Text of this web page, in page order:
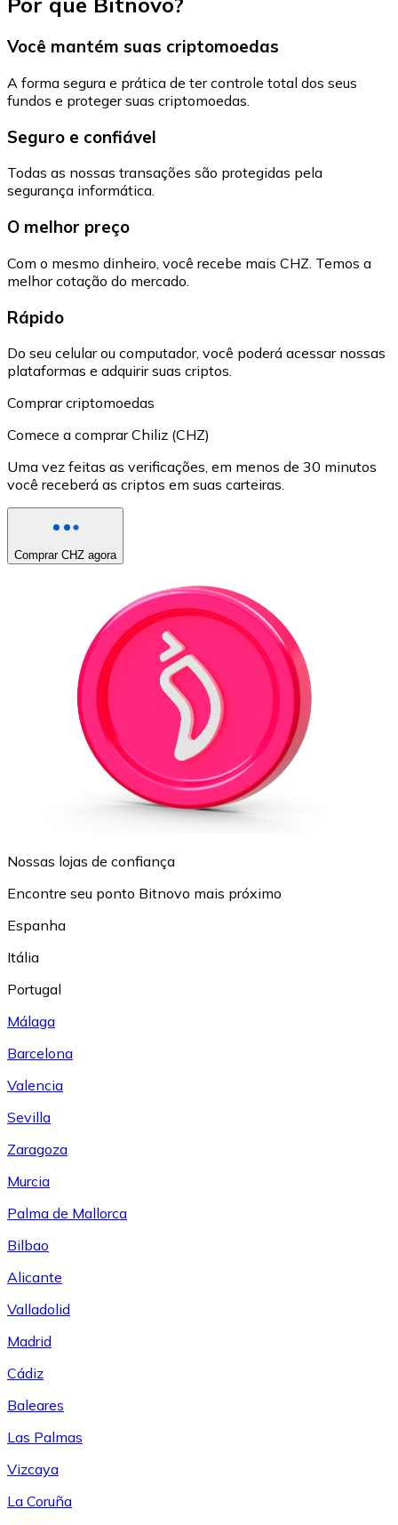
Você mantém suas criptomoedas
A forma segura e prática de ter controle total dos seus
fundos e proteger suas criptomoedas.
Seguro e confiável
Todas as nossas transações são protegidas pela
segurança informática.
O melhor preço
Com o mesmo dinheiro, você recebe mais CHZ. Temos a
melhor cotação do mercado.
Rápido
Do seu celular ou computador, você poderá acessar nossas
plataformas e adquirir suas criptos.
Comprar criptomoedas
Comece a comprar Chiliz (CHZ)
Uma vez feitas as verificações, em menos de 30 minutos
você receberá as criptos em suas carteiras.
Comprar CHZ agora
Nossas lojas de confiança
Encontre seu ponto Bitnovo mais próximo
Espanha
Itália
Portugal
Málaga
Barcelona
Valencia
Sevilla
Zaragoza
Murcia
Palma de Mallorca
Bilbao
Alicante
Valladolid
Madrid
Cádiz
Baleares
Las Palmas
Vizcaya
La Coruña